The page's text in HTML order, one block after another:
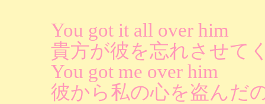
You got it all over him
貴方が彼を忘れさせて
You got me over him
彼から私の心を盗んだ